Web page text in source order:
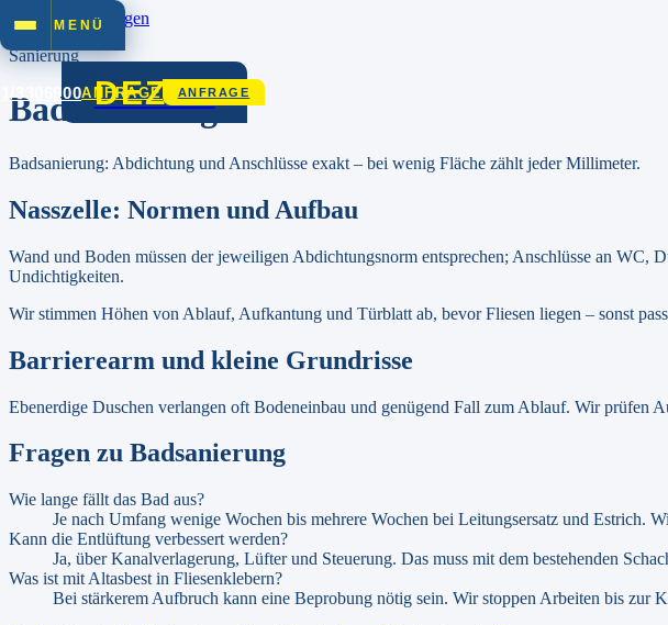
Zum Inhalt springen
MENÜ
DEZET
3306900ANFRAGE ANFRAGE
Sanierung
Badsanierung
Badsanierung: Abdichtung und Anschlüsse exakt – bei wenig Fläche zählt jeder Millimeter.
Nasszelle: Normen und Aufbau
Wand und Boden müssen der jeweiligen Abdichtungsnorm entsprechen; Anschlüsse an WC,
Undichtigkeiten.
Wir stimmen Höhen von Ablauf, Aufkantung und Türblatt ab, bevor Fliesen liegen – sonst
Barrierearm und kleine Grundrisse
Ebenerdige Duschen verlangen oft Bodeneinbau und genügend Fall zum Ablauf. Wir prüfen
Fragen zu Badsanierung
Wie lange fällt das Bad aus?
Je nach Umfang wenige Wochen bis mehrere Wochen bei Leitungsersatz und Estrich.
Kann die Entlüftung verbessert werden?
Ja, über Kanalverlagerung, Lüfter und Steuerung. Das muss mit dem bestehenden
Was ist mit Altasbest in Fliesenklebern?
Bei stärkerem Aufbruch kann eine Beprobung nötig sein. Wir stoppen Arbeiten bis zur